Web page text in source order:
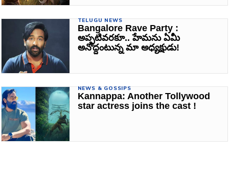
TELUGU NEWS
Bangalore Rave Party :
అప్పటివరకూ.. హేమను ఏమీ
అనొద్దంటున్న మా అధ్యక్షుడు!
NEWS & GOSSIPS
Kannappa: Another Tollywood
star actress joins the cast !